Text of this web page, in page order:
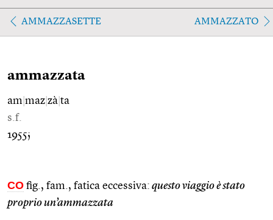
AMMAZZASETTE AMMAZZATO
ammazzata
am maz zà ta
s.f.
1955;
CO fig., fam., fatica eccessiva: questo viaggio è stato
proprio un’ammazzata